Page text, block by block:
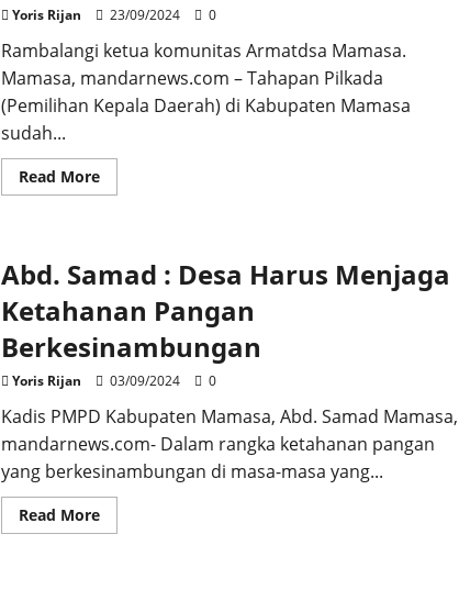
Yoris Rijan 23/09/2024 0
Rambalangi ketua komunitas Armatdsa Mamasa.
Mamasa, mandarnews.com – Tahapan Pilkada
(Pemilihan Kepala Daerah) di Kabupaten Mamasa
sudah...
Read MoreRead
more
Menangkan
Pasangan
Idha
Mamasa
Abd. Samad : Desa Harus Menjaga
Ketahanan Pangan
Berkesinambungan
Yoris Rijan 03/09/2024 0
Kadis PMPD Kabupaten Mamasa, Abd. Samad Mamasa,
mandarnews.com- Dalam rangka ketahanan pangan
yang berkesinambungan di masa-masa yang...
Read MoreRead
more